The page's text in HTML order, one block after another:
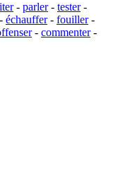
- parler- tester-
échauffer- fouiller-
- commenter-